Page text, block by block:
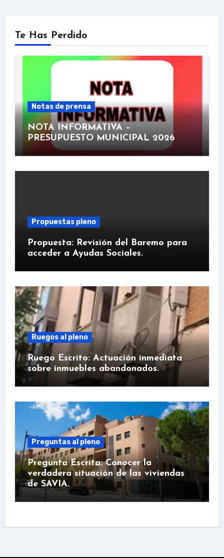
Te Has Perdido
Notas de prensa
NOTA INFORMATIVA –
PRESUPUESTO MUNICIPAL 2026
Propuestas pleno
Propuesta: Revisión del Baremo para
acceder a Ayudas Sociales.
Ruegos al pleno
Ruego Escrito: Actuación inmediata
sobre inmuebles abandonados.
Preguntas al pleno
Pregunta Escrita: Conocer la
verdadera situación de las viviendas
de SAVIA.